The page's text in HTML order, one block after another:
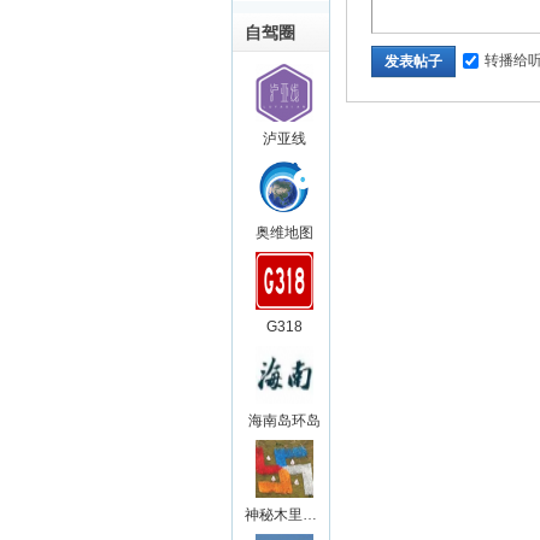
自驾圈
泸亚线
奥维地图
G318
海南岛环岛
神秘木里王国
发表帖子 转播给